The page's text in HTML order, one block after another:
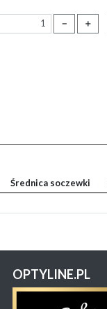
－ ＋
Średnica soczewki
OPTYLINE.PL